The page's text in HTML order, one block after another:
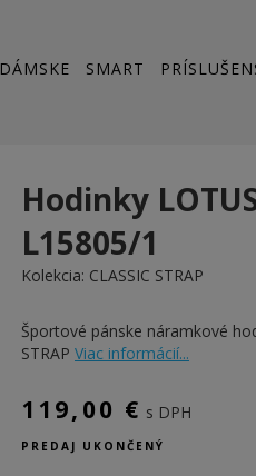
DÁMSKE SMART
Hodinky
L15805/1
Kolekcia: CLASSIC STRAP
Športové pánske náramkové
STRAP Viac informácií...
119,00 € s DPH
PREDAJ UKONČENÝ